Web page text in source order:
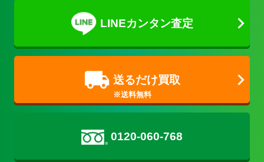
LINEカンタン査定
送るだけ買取
0120-060-768